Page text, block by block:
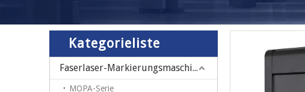
Kategorieliste
Faserlaser-Markierungsmaschine
MOPA-Serie